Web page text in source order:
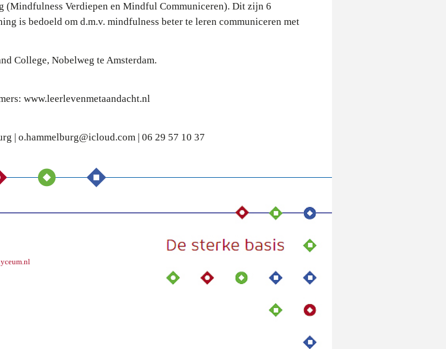
(Mindfulness Verdiepen en Mindful Communiceren). Dit zijn 6
is bedoeld om d.m.v. mindfulness beter te leren communiceren met
College, Nobelweg te Amsterdam.
www.leerlevenmetaandacht.nl
| o.hammelburg@icloud.com | 06 29 57 10 37